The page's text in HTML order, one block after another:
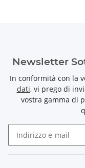
Newsletter
In conformità con la
dati, vi prego di
vostra gamma di